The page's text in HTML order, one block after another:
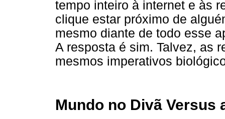
tempo inteiro à internet e às
clique estar próximo de
mesmo diante de todo esse
A resposta é sim. Talvez, as
mesmos imperativos
Mundo no Divã Versus